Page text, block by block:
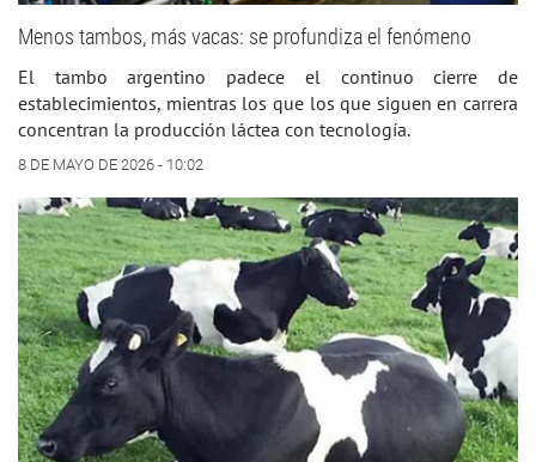
Menos tambos, más vacas: se profundiza el fenómeno
El tambo argentino padece el continuo cierre de
establecimientos, mientras los que los que siguen en carrera
concentran la producción láctea con tecnología.
8 DE MAYO DE 2026 - 10:02